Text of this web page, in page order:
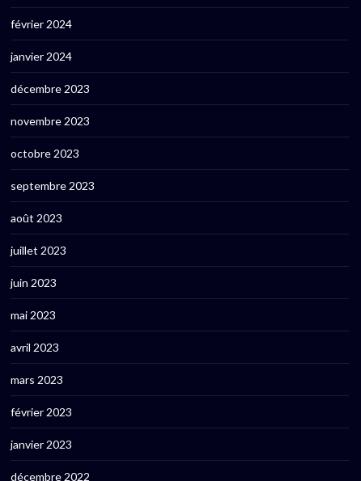
février 2024
janvier 2024
décembre 2023
novembre 2023
octobre 2023
septembre 2023
août 2023
juillet 2023
juin 2023
mai 2023
avril 2023
mars 2023
février 2023
janvier 2023
décembre 2022